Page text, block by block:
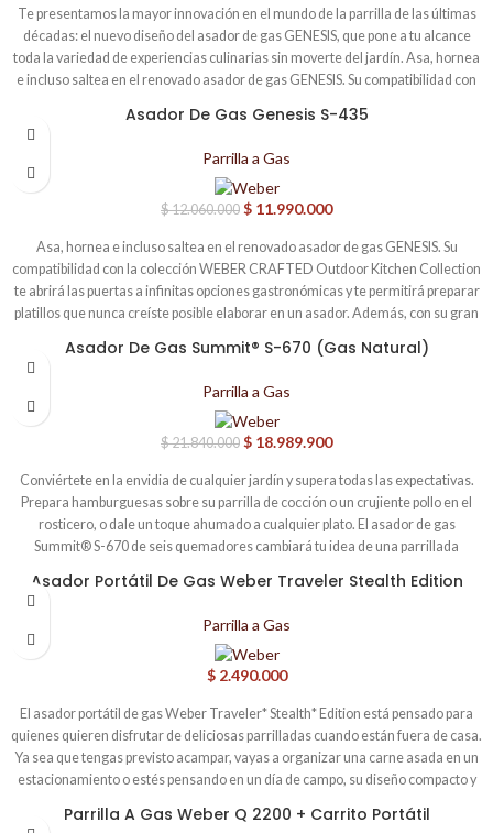
Te presentamos la mayor innovación en el mundo de la parrilla de las últimas
décadas: el nuevo diseño del asador de gas GENESIS, que pone a tu alcance
toda la variedad de experiencias culinarias sin moverte del jardín. Asa, hornea
e incluso saltea en el renovado asador de gas GENESIS. Su compatibilidad con
puertas a infinitas opciones gastronómicas y te permitirá preparar platillos que
mayor y de calor más intenso de Weber, y una parrilla de cocción superior
extensible, podrás cocinar una comida completa con calidad de restaurante en
el exterior, donde está la fiesta. • Marco WEBER CRAFTED para ampliar tu
sellar varias piezas de carne a la vez • Parrilla de cocción superior extensible
destinada a cocinar alimentos en un segundo nivel • Mesa extragrande para
preparar y servir • Quemador lateral para saltear, hervir agua o calentar
salsas
Asador De Gas Genesis S-435
Parrilla a Gas
$12.060.000 $ 11.990.000
Asa, hornea e incluso saltea en el renovado asador de gas GENESIS. Su
compatibilidad con la colección WEBER CRAFTED Outdoor Kitchen Collection
te abrirá las puertas a infinitas opciones gastronómicas y te permitirá preparar
platillos que nunca creíste posible elaborar en un asador. Además, con su gran
superior extensible, podrás cocinar una comida completa con calidad de
para ampliar tu menú con accesorios para asar a la medida • Sear Zone
extragrande para sellar varias piezas de carne a la vez • Parrilla de cocción
superior extensible destinada a cocinar alimentos en un segundo nivel • Mesa
agua o calentar salsas
Asador De Gas Summit® S-670 (Gas Natural)
Parrilla a Gas
$21.840.000 $ 18.989.900
Conviértete en la envidia de cualquier jardín y supera todas las expectativas.
Prepara hamburguesas sobre su parrilla de cocción o un crujiente pollo en el
rosticero, o dale un toque ahumado a cualquier plato. El asador de gas
Summit® S-670 de seis quemadores cambiará tu idea de una parrillada
Sear Station crea una zona de calor intenso que permite lograr rápidamente
del asador. • Añade un toque de humo con la caja ahumadora integrada.
Asador Portátil De Gas Weber Traveler Stealth Edition
Parrilla a Gas
$2.490.000
El asador portátil de gas Weber Traveler* Stealth* Edition está pensado para
quienes quieren disfrutar de deliciosas parrilladas cuando están fuera de casa.
Ya sea que tengas previsto acampar, vayas a organizar una carne asada en un
estacionamiento o estés pensando en un día de campo, su diseño compacto y
experiencia óptima y elegante, desde la instalación hasta el almacenamiento.
Parrilla A Gas Weber Q 2200 + Carrito Portátil